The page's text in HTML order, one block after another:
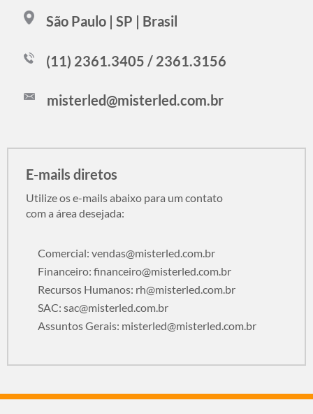
São Paulo | SP | Brasil
(11) 2361.3405 / 2361.3156
misterled@misterled.com.br
E-mails diretos
Utilize os e-mails abaixo para um contato
com a área desejada:
Comercial: vendas@misterled.com.br
Financeiro: financeiro@misterled.com.br
Recursos Humanos: rh@misterled.com.br
SAC: sac@misterled.com.br
Assuntos Gerais: misterled@misterled.com.br